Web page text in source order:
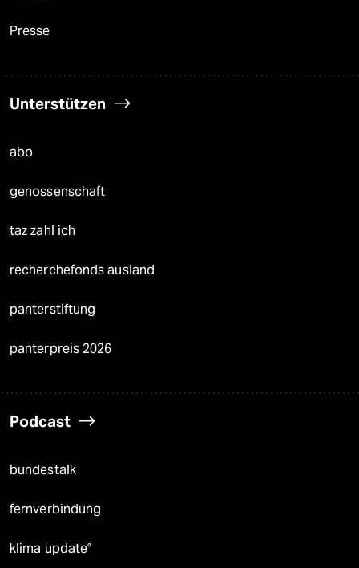
Presse
Unterstützen
abo
genossenschaft
taz zahl ich
recherchefonds ausland
panterstiftung
panterpreis 2026
Podcast
bundestalk
fernverbindung
klima update°